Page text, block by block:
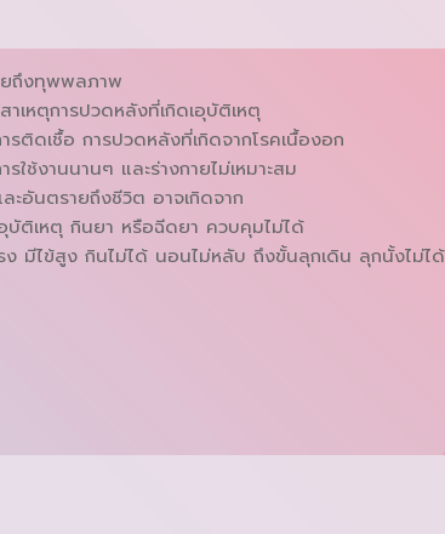
ถึงทุพพลภาพ
าเหตุการปวดหลังที่เกิดเอุบัติเหตุ
รติดเชื้อ การปวดหลังที่เกิดจากโรคเนื้องอก
ใช้งานนานๆ และร่างกายไม่เหมาะสม
ะอันตรายถึงชีวิต อาจเกิดจาก
บัติเหตุ กินยา หรือฉีดยา ควบคุมไม่ได้
ง มีไข้สูง กินไม่ได้ นอนไม่หลับ ถึงขั้นลุกเดิน ลุกนั้งไม่ได้